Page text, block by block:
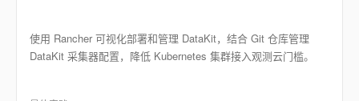
使用 Rancher 可视化部署和管理 DataKit，结合 Git 仓库管理
DataKit 采集器配置，降低 Kubernetes 集群接入观测云门槛。